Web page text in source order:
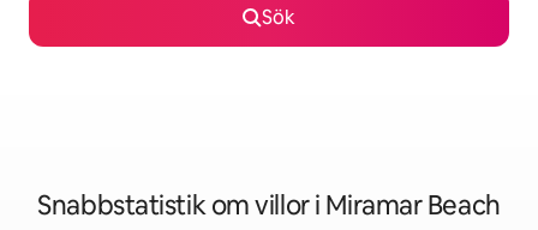
Sök
Snabbstatistik om villor i Miramar Beach